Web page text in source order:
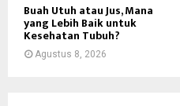
Buah Utuh atau Jus, Mana
yang Lebih Baik untuk
Kesehatan Tubuh?
Agustus 8, 2026